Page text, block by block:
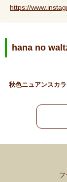
https://
hana no